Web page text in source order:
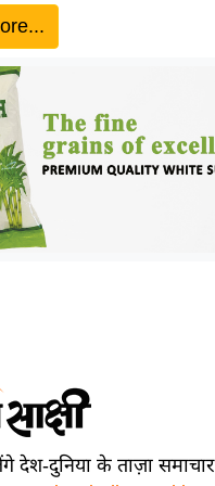
दुनिया के ताज़ा समाचार